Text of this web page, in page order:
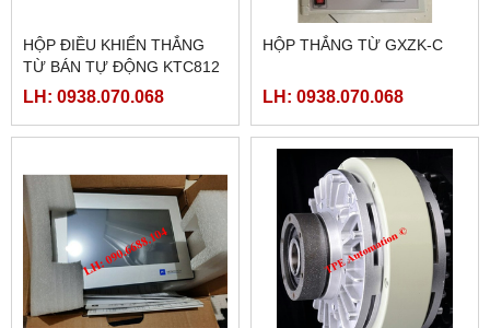
HỘP ĐIỀU KHIỂN THẮNG
TỪ BÁN TỰ ĐỘNG KTC812
LH: 0938.070.068
HỘP THẮNG TỪ GXZK-C
LH: 0938.070.068